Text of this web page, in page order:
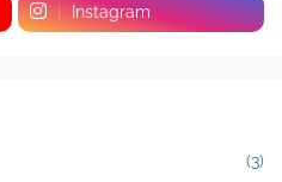
Instagram
(3)